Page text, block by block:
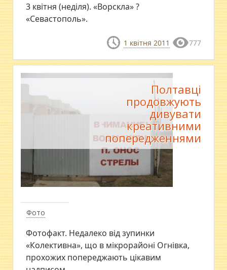
3 квітня (неділя). «Ворскла» ?
«Севастополь».
1 квітня 2011 777
Фото
Полтавці
продовжують
дивувати
креативними
попередженнями
Фотофакт. Недалеко від зупинки
«Колективна», що в мікрорайоні Огнівка,
прохожих попереджають цікавим